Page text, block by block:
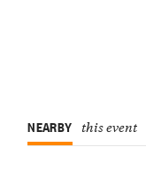
NEARBY this event